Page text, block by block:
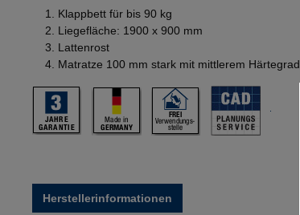
Klappbett für bis 90 kg
Liegefläche: 1900 x 900 mm
Lattenrost
Matratze 100 mm stark mit mittlerem Härtegrad
Herstellerinformationen